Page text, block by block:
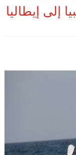
إلى إيطاليا